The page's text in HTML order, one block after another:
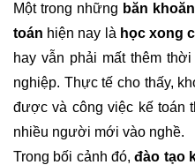
Một trong những băn
toán hiện nay là học xong
hay vẫn phải mất thêm
nghiệp. Thực tế cho thấy,
được và công việc kế toán
nhiều người mới vào nghề.
Trong bối cảnh đó,đào tạo